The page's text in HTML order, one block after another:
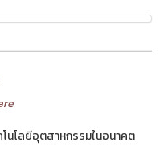
นโลยีอุตสาหกรรมในอนาคต